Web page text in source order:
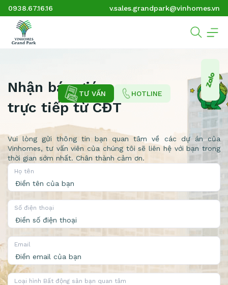
0938.67.16.16 v.sales.grandpark@vinhomes.vn
Nhận báo giá
trực tiếp từ CĐT
Vui lòng gửi thông tin bạn quan tâm về các dự án của
Vinhomes, tư vấn viên của chúng tôi sẽ liên hệ với bạn trong
thời gian sớm nhất. Chân thành cảm ơn.
Họ tên
Số điện thoại
Email
Loại hình Bất động sản bạn quan tâm
TƯ VẤN HOTLINE